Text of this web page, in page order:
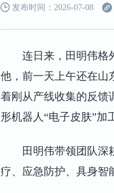
发布时间：2026-07-08
连日来，田明伟格
他，前一天上午还在山
着刚从产线收集的反馈
形机器人“电子皮肤”加
田明伟带领团队深
疗、应急防护、具身智